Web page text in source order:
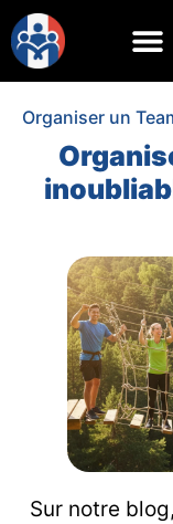
Organiser un
Sur notre